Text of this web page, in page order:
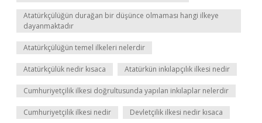
Atatürkçülüğün durağan bir düşünce olmaması hangi ilkeye
dayanmaktadır
Atatürkçülüğün temel ilkeleri nelerdir
Atatürkçülük nedir kısaca Atatürkün inkılapçılık ilkesi nedir
Cumhuriyetçilik ilkesi doğrultusunda yapılan inkılaplar nelerdir
Cumhuriyetçilik ilkesi nedir Devletçilik ilkesi nedir kısaca